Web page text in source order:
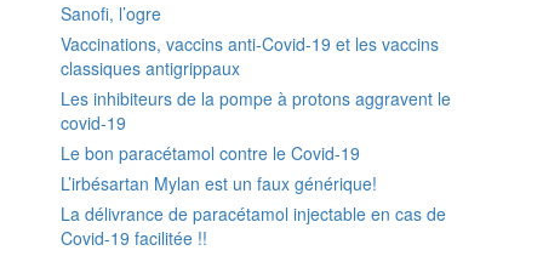
Sanofi, l’ogre
Vaccinations, vaccins anti-Covid-19 et les vaccins
classiques antigrippaux
Les inhibiteurs de la pompe à protons aggravent le
covid-19
Le bon paracétamol contre le Covid-19
L’irbésartan Mylan est un faux générique!
La délivrance de paracétamol injectable en cas de
Covid-19 facilitée !!